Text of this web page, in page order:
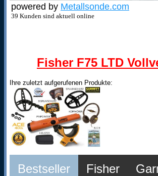
powered by Metallsonde.com
39 Kunden sind aktuell online
Fisher F75 LTD
Ihre zuletzt aufgerufenen Produkte:
Bestseller Fisher